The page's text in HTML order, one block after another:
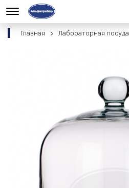
Главная Лабораторная посуда